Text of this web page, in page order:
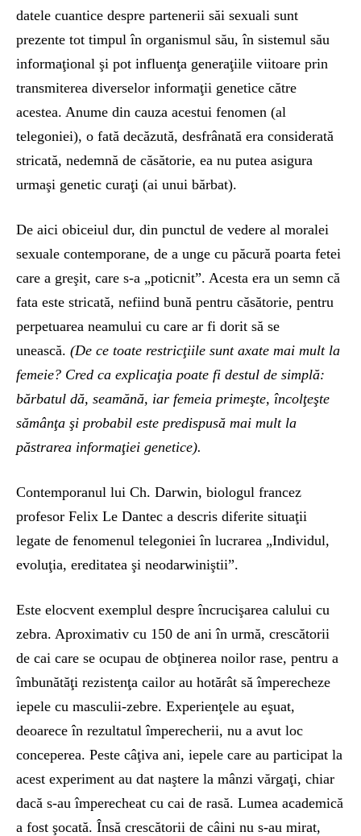
datele cuantice despre partenerii săi sexuali sunt
prezente tot timpul în organismul său, în sistemul său
informaţional şi pot influenţa generaţiile viitoare prin
transmiterea diverselor informaţii genetice către
acestea. Anume din cauza acestui fenomen (al
telegoniei), o fată decăzută, desfrânată era considerată
stricată, nedemnă de căsătorie, ea nu putea asigura
urmaşi genetic curaţi (ai unui bărbat).
De aici obiceiul dur, din punctul de vedere al moralei
sexuale contemporane, de a unge cu păcură poarta fetei
care a greşit, care s-a „poticnit”. Acesta era un semn că
fata este stricată, nefiind bună pentru căsătorie, pentru
perpetuarea neamului cu care ar fi dorit să se
unească. (De ce toate restricţiile sunt axate mai mult la
femeie? Cred ca explicaţia poate fi destul de simplă:
bărbatul dă, seamănă, iar femeia primeşte, încolţeşte
sămânţa şi probabil este predispusă mai mult la
păstrarea informaţiei genetice).
Contemporanul lui Ch. Darwin, biologul francez
profesor Felix Le Dantec a descris diferite situaţii
legate de fenomenul telegoniei în lucrarea „Individul,
evoluţia, ereditatea şi neodarwiniştii”.
Este elocvent exemplul despre încrucişarea calului cu
zebra. Aproximativ cu 150 de ani în urmă, crescătorii
de cai care se ocupau de obţinerea noilor rase, pentru a
îmbunătăţi rezistenţa cailor au hotărât să împerecheze
iepele cu masculii-zebre. Experienţele au eşuat,
deoarece în rezultatul împerecherii, nu a avut loc
conceperea. Peste câţiva ani, iepele care au participat la
acest experiment au dat naştere la mânzi vărgaţi, chiar
dacă s-au împerecheat cu cai de rasă. Lumea academică
a fost şocată. Însă crescătorii de câini nu s-au mirat,